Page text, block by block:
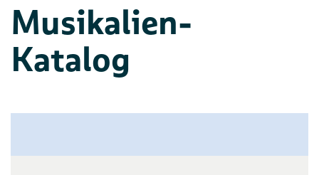
Musikalien-
Katalog